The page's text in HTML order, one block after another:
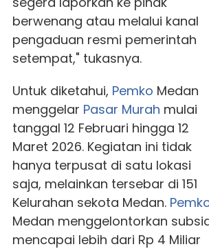
berwenang atau melalui kanal
pengaduan resmi pemerintah
setempat," tukasnya.
Untuk diketahui, Pemko Medan
menggelar Pasar Murah mulai
tanggal 12 Februari hingga 12
Maret 2026. Kegiatan ini tidak
hanya terpusat di satu lokasi
saja, melainkan tersebar di 151
Kelurahan sekota Medan.
Medan menggelontorkan
mencapai lebih dari Rp 4 Miliar